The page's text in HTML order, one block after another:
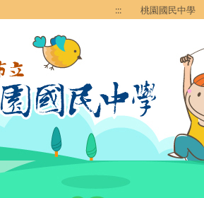
::: 桃園國民中學